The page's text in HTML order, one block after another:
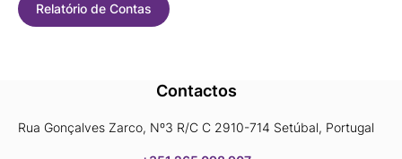
Relatório de Contas
Contactos
Rua Gonçalves Zarco, Nº3 R/C C 2910-714 Setúbal, Portugal